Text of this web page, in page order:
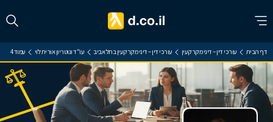
דף הבית עורכי דין – דיני מקרקעין עורכי דין – דיני מקרקעין בתל אביב עו"ד ונוטריון אורית לוי עמוד 4